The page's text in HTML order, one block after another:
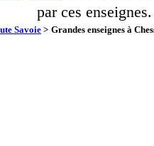
par ces enseignes.
Savoie > Grandes enseignes à